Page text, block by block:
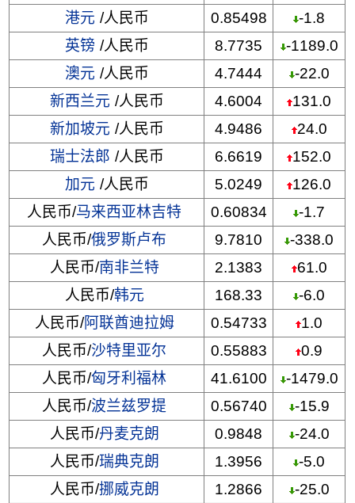
港元 /人民币 0.85498
-1.8
英镑 /人民币 8.7735
-1189.0
澳元 /人民币 4.7444
-22.0
新西兰元 /人民币 4.6004
131.0
新加坡元 /人民币 4.9486
24.0
瑞士法郎 /人民币 6.6619
152.0
加元 /人民币 5.0249
126.0
人民币/马来西亚林吉特 0.60834
-1.7
人民币/俄罗斯卢布 9.7810
-338.0
人民币/南非兰特 2.1383
61.0
人民币/韩元 168.33
-6.0
人民币/阿联酋迪拉姆 0.54733
1.0
人民币/沙特里亚尔 0.55883
0.9
人民币/匈牙利福林 41.6100
-1479.0
人民币/波兰兹罗提 0.56740
-15.9
人民币/丹麦克朗 0.9848
-24.0
人民币/瑞典克朗 1.3956
-5.0
人民币/挪威克朗 1.2866
-25.0